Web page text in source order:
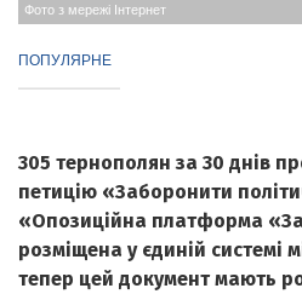
Фото з мережі Інтернет
ПОПУЛЯРНЕ
305 тернополян за 30 днів
петицію «Заборонити
«Опозиційна платформа
розміщена у єдиній системі
тепер цей документ мають